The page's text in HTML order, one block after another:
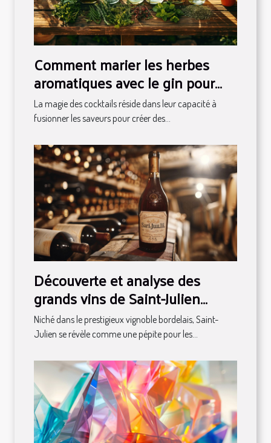
Comment marier les herbes
aromatiques avec le gin pour
des cocktails uniques
La magie des cocktails réside dans leur capacité à
fusionner les saveurs pour créer des...
Découverte et analyse des
grands vins de Saint-Julien
classés en 1855
Niché dans le prestigieux vignoble bordelais, Saint-
Julien se révèle comme une pépite pour les...